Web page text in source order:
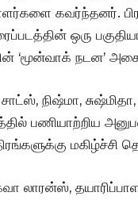
கவர்ந்தனர்.
ஒரு
நடன’
நிஷ்மா,
பணியாற்றிய
மகிழ்ச்சி
லாரன்ஸ்,